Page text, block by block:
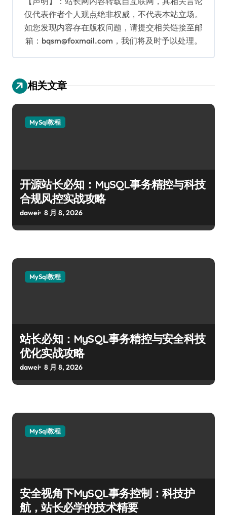
仅代表作者个人观点绝非权威，不代表本站立场。
如您发现内容存在版权问题，请提交相关链接至邮
箱：bqsm@foxmail.com，我们将及时予以处理。
相关文章
MySql教程
开源站长必知：MySQL事务精控与科技
合规风控实战攻略
dawei 8 月 8, 2026
MySql教程
站长必知：MySQL事务精控与安全科技
优化实战攻略
dawei 8 月 8, 2026
MySql教程
安全视角下MySQL事务控制：科技护
航，站长必学的技术精要